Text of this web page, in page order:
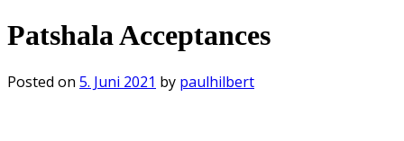
Patshala Acceptances
Posted on 5. Juni 2021 by paulhilbert